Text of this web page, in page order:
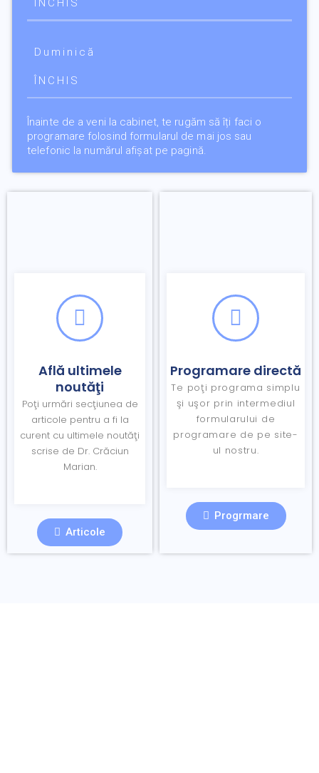
ÎNCHIS
Duminică
ÎNCHIS
Înainte de a veni la cabinet, te rugăm să îți faci o
programare folosind formularul de mai jos sau
telefonic la numărul afișat pe pagină.
Află ultimele
noutăţi
Poţi urmări secţiunea de
articole pentru a fi la
curent cu ultimele noutăţi
scrise de Dr. Crăciun
Marian.
Articole
Programare directă
Te poţi programa simplu
şi uşor prin intermediul
formularului de
programare de pe site-
ul nostru.
Progrmare